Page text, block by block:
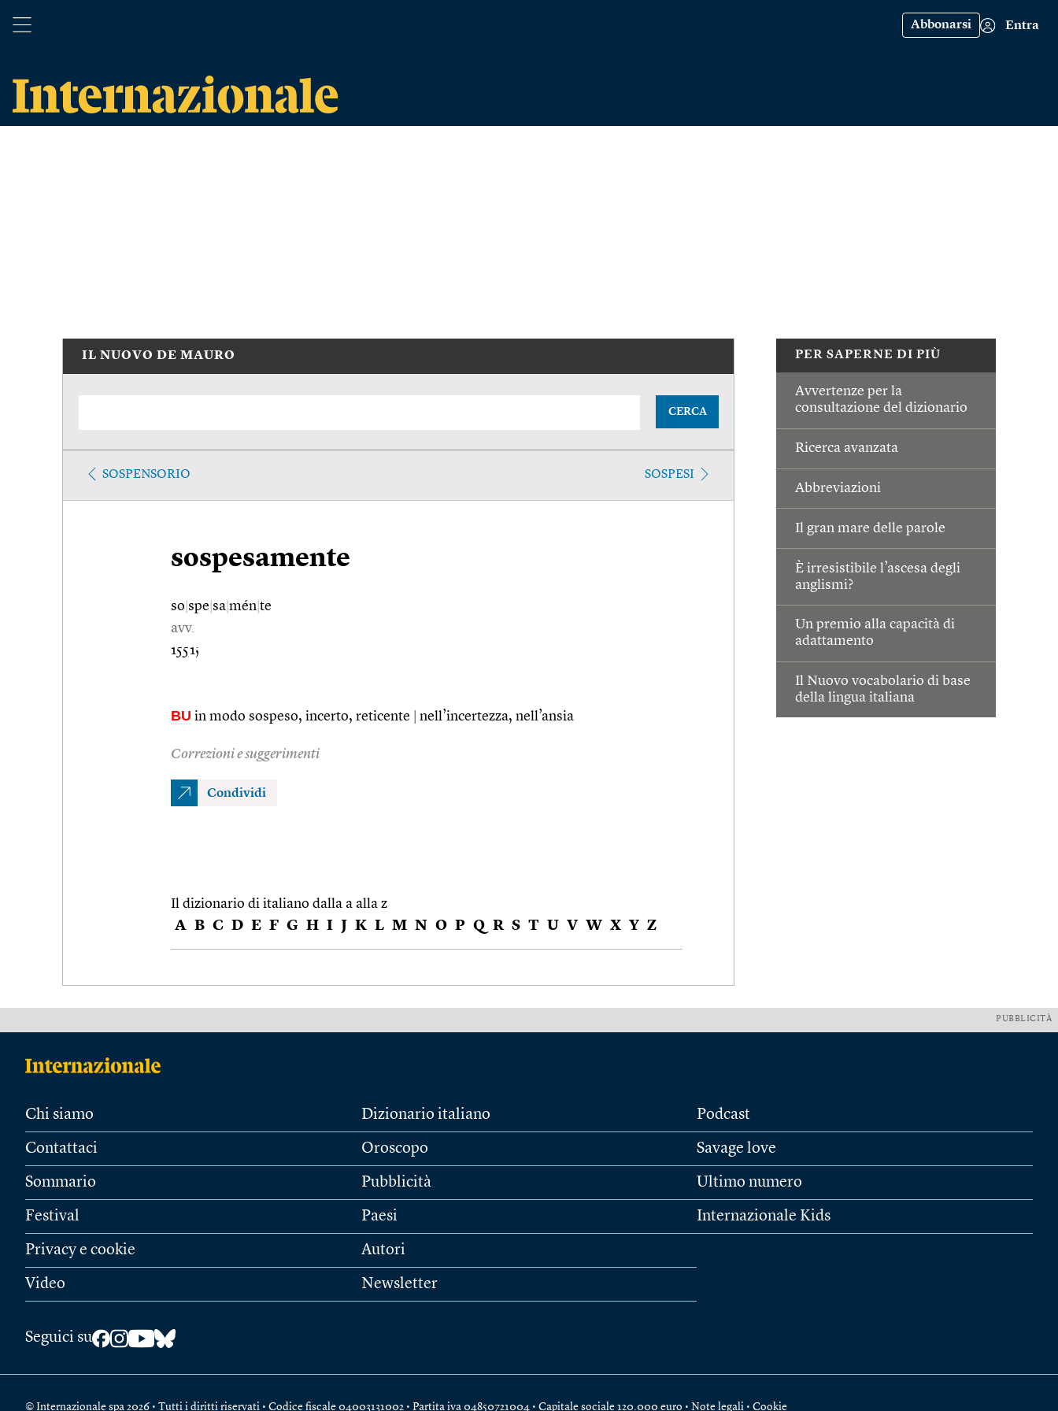
Abbonarsi Entra
PER SAPERNE DI PIÙ
Avvertenze per la
consultazione del dizionario
Ricerca avanzata
Abbreviazioni
Il gran mare delle parole
È irresistibile l’ascesa degli
anglismi?
Un premio alla capacità di
adattamento
Il Nuovo vocabolario di base
della lingua italiana
IL NUOVO DE MAURO
CERCA
SOSPENSORIO SOSPESI
sospesamente
so spe sa mén te
avv.
1551;
BU in modo sospeso, incerto, reticente nell’incertezza, nell’ansia
Correzioni e suggerimenti
Condividi
Il dizionario di italiano dalla a alla z
A B C D E F G H I J K L M N O P Q R S T U V W X Y Z
PUBBLICITÀ
Chi siamo
Contattaci
Sommario
Festival
Privacy e cookie
Video
Dizionario italiano
Oroscopo
Pubblicità
Paesi
Autori
Newsletter
Podcast
Savage love
Ultimo numero
Internazionale Kids
Seguici su
© Internazionale spa 2026 • Tutti i diritti riservati • Codice fiscale 04003131002 • Partita iva 04850721004 • Capitale sociale 120.000 euro • Note legali • Cookie